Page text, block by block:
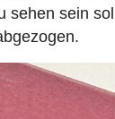
sehen sein